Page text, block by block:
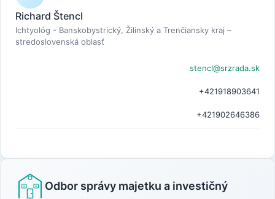
Richard Štencl
Ichtyológ - Banskobystrický, Žilinský a Trenčiansky kraj –
stredoslovenská oblasť
stencl@srzrada.sk
+421918903641
+421902646386
Odbor správy majetku a investičný